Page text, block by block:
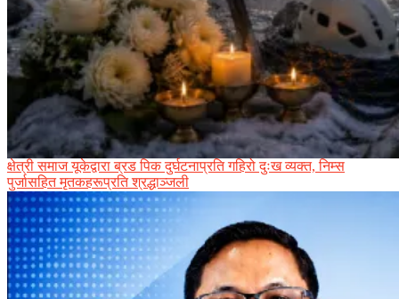
क्षेत्री समाज यूकेद्वारा ब्रड पिक दुर्घटनाप्रति गहिरो दुःख व्यक्त, निम्स
पुर्जासहित मृतकहरूप्रति श्रद्धाञ्जली